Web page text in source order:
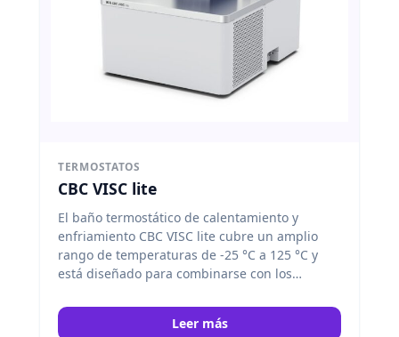
TERMOSTATOS
CBC VISC lite
El baño termostático de calentamiento y
enfriamiento CBC VISC lite cubre un amplio
rango de temperaturas de -25 °C a 125 °C y
está diseñado para combinarse con los
Leer más